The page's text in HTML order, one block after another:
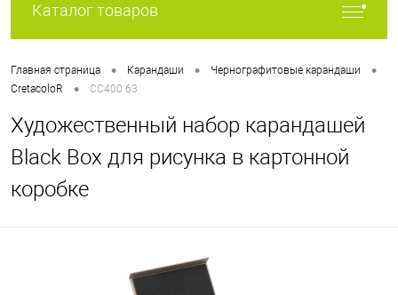
Каталог товаров
Главная страница • Карандаши • Чернографитовые карандаши •
CretacoloR • CC400 63
Художественный набор карандашей
Black Box для рисунка в картонной
коробке